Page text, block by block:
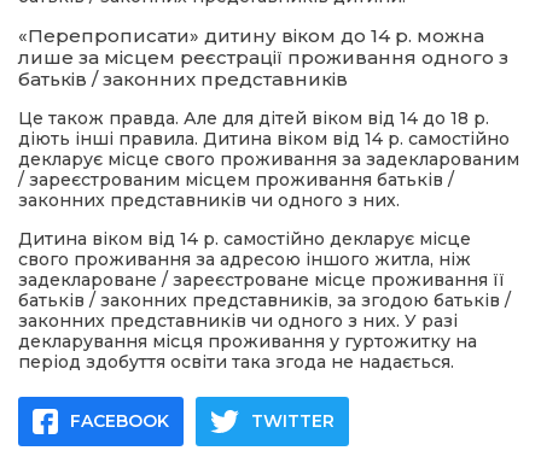
«Перепрописати» дитину віком до 14 р. можна
лише за місцем реєстрації проживання одного з
батьків / законних представників
Це також правда. Але для дітей віком від 14 до 18 р.
діють інші правила. Дитина віком від 14 р. самостійно
декларує місце свого проживання за задекларованим
/ зареєстрованим місцем проживання батьків /
законних представників чи одного з них.
Дитина віком від 14 р. самостійно декларує місце
свого проживання за адресою іншого житла, ніж
задеклароване / зареєстроване місце проживання її
батьків / законних представників, за згодою батьків /
законних представників чи одного з них. У разі
декларування місця проживання у гуртожитку на
період здобуття освіти така згода не надається.
FACEBOOK TWITTER